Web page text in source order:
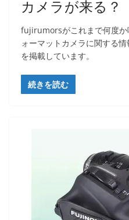
カメラが来る？
fujirumorsがこれまで何度か
ォーマットカメラに関する
を掲載しています。
続きを読む